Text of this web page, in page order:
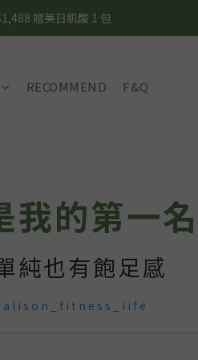
植物蛋白最低 $373 起
贈美日肌酸 1 包
RECOMMEND F&Q
我的第一名
純也有飽足感